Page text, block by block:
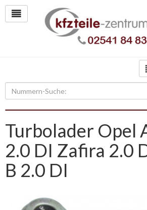
Turbolader Opel
2.0 DI Zafira 2.0
B 2.0 DI